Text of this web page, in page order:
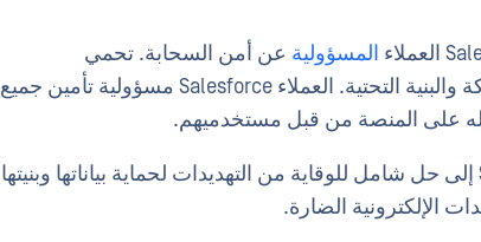
المسؤولية عن أمن السحابة. تحمي
Salesforce مختلف التطبيقات والوصول والشبكة والبنية التحتية. العملاء Salesforce مسؤولية تأمين جميع
على المنصة من قبل مستخدميهم.
التي تستخدم Salesforce إلى حل شامل للوقاية من التهديدات لحماية بياناتها وبنيتها
الإلكترونية الضارة.